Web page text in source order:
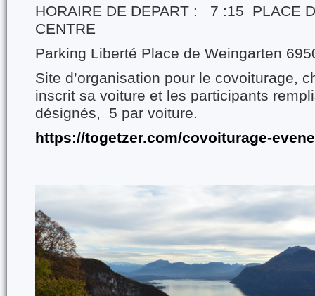
HORAIRE DE DEPART : 7 :15 PLACE
CENTRE
Parking Liberté Place de Weingarten
Site d’organisation pour le covoiturage,
inscrit sa voiture et les participants
désignés, 5 par voiture.
https://togetzer.com/covoiturage-